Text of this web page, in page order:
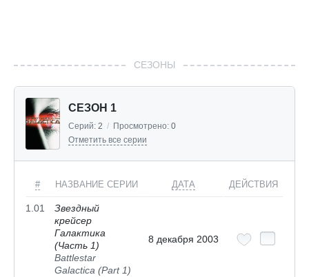
СЕЗОНЫ
СЕЗОН 1
Серий: 2 / Просмотрено: 0
Отметить все серии
# НАЗВАНИЕ СЕРИИ ДАТА ДЕЙСТВИЯ
1.01
Звездный
крейсер
Галактика
(Часть 1)
Battlestar
Galactica (Part 1)
8 декабря 2003